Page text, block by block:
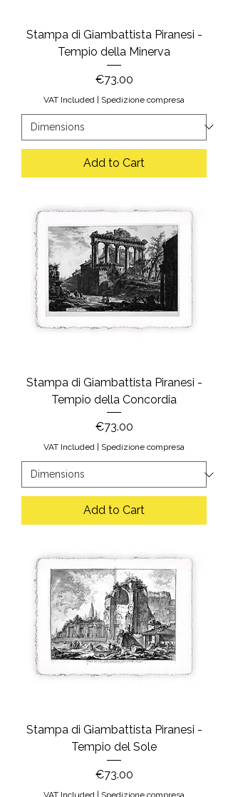
Stampa di Giambattista Piranesi -
Tempio della Minerva
Price
€73.00
VAT Included | Spedizione compresa
Add to Cart
Stampa di Giambattista Piranesi -
Tempio della Concordia
Price
€73.00
VAT Included Spedizione compresa
Add to Cart
Stampa di Giambattista Piranesi -
Tempio del Sole
Price
€73.00